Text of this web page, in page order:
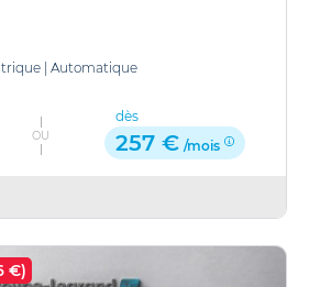
Automatique
OU
dès
257 € /mois
€)